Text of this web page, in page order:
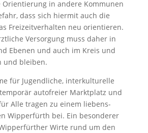
in andere Kommunen
dass sich hiermit auch die
Freizeitverhalten neu orientieren.
Versorgung muss daher in
Ebenen und auch im Kreis und
und bleiben.
für Jugendliche, interkulturelle
autofreier Marktplatz und
Alle tragen zu einem liebens-
Wipperfürth bei. Ein besonderer
Wirte rund um den